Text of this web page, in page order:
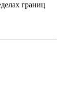
границ